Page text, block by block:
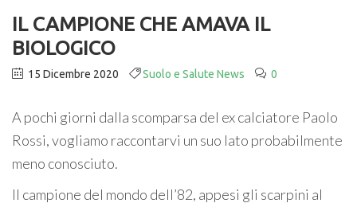
IL CAMPIONE CHE AMAVA IL
BIOLOGICO
15 Dicembre 2020 Suolo e Salute News 0
A pochi giorni dalla scomparsa del ex calciatore Paolo
Rossi, vogliamo raccontarvi un suo lato probabilmente
meno conosciuto.
Il campione del mondo dell’82, appesi gli scarpini al